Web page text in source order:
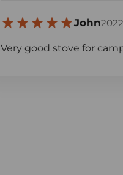
John
Very good stove for